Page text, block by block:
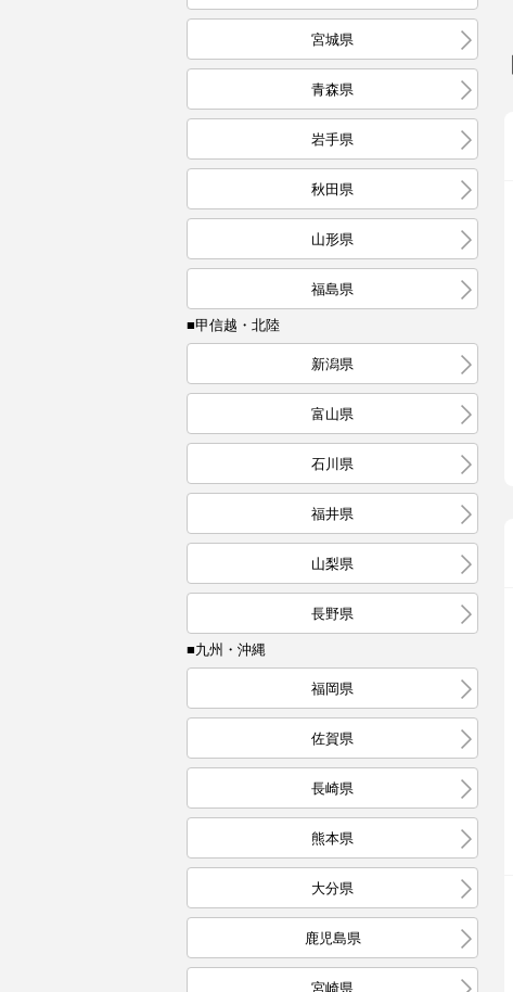
宮城県
青森県
岩手県
秋田県
山形県
福島県
■甲信越・北陸
新潟県
富山県
石川県
福井県
山梨県
長野県
■九州・沖縄
福岡県
佐賀県
長崎県
熊本県
大分県
鹿児島県
宮崎県